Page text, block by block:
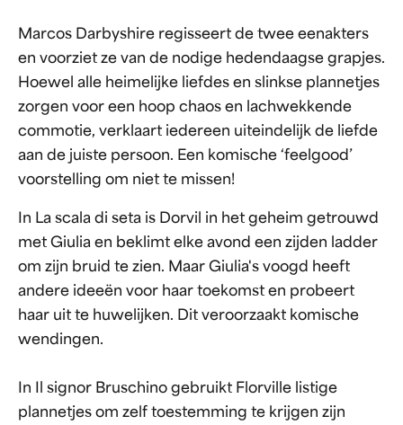
Marcos Darbyshire regisseert de twee eenakters
en voorziet ze van de nodige hedendaagse grapjes.
Hoewel alle heimelijke liefdes en slinkse plannetjes
zorgen voor een hoop chaos en lachwekkende
commotie, verklaart iedereen uiteindelijk de liefde
aan de juiste persoon. Een komische ‘feelgood’
voorstelling om niet te missen!
In La scala di seta is Dorvil in het geheim getrouwd
met Giulia en beklimt elke avond een zijden ladder
om zijn bruid te zien. Maar Giulia's voogd heeft
andere ideeën voor haar toekomst en probeert
haar uit te huwelijken. Dit veroorzaakt komische
wendingen.
In Il signor Bruschino gebruikt Florville listige
plannetjes om zelf toestemming te krijgen zijn